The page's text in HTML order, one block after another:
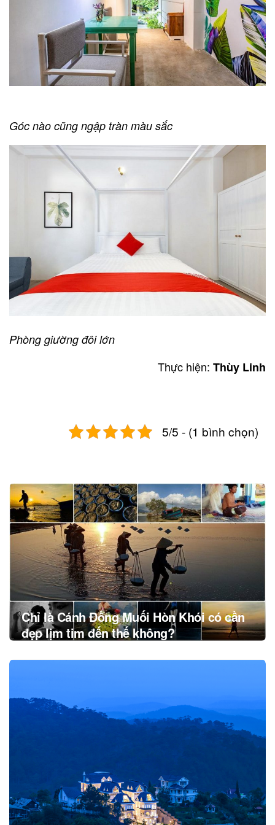
Góc nào cũng ngập tràn màu sắc
Phòng giường đôi lớn
Thực hiện: Thùy Linh
5/5 - (1 bình chọn)
Post
navigation
Chỉ là Cánh Đồng Muối Hòn Khói có cần
đẹp lịm tim đến thế không?